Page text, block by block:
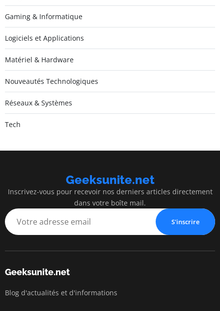
Gaming & Informatique
Logiciels et Applications
Matériel & Hardware
Nouveautés Technologiques
Réseaux & Systèmes
Tech
Geeksunite.net
Inscrivez-vous pour recevoir nos derniers articles directement
dans votre boîte mail.
S'inscrire
Geeksunite.net
Blog d'actualités et d'informations